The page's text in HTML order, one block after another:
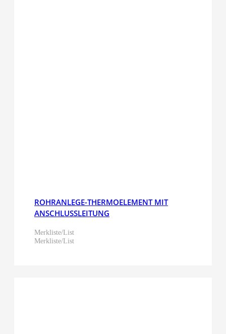
ROHRANLEGE-THERMOELEMENT MIT
ANSCHLUSSLEITUNG
Merkliste/List
Merkliste/List